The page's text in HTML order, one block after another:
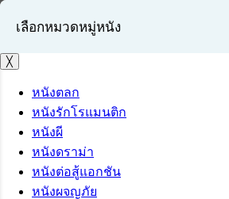
เข้าสู่ระบบ
สมัครสมาชิก
เลือกหมวดหมู่หนัง
╳
หนังตลก
หนังรักโรแมนติก
หนังผี
หนังดราม่า
หนังต่อสู้แอกชัน
หนังผจญภัย